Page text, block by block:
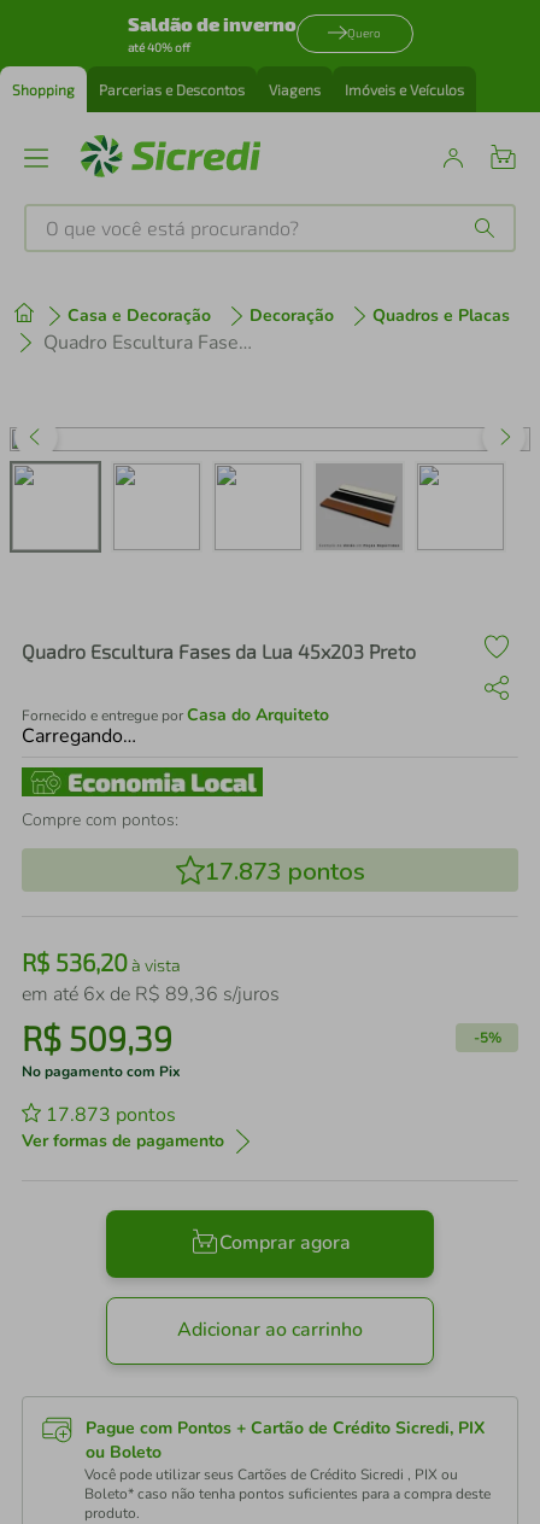
Saldão de inverno
até 40% off
Quero
Shopping Parcerias e Descontos Viagens Imóveis e Veículos
O que você está procurando?
Casa e Decoração Decoração Quadros e Placas
Quadro Escultura Fases da Lua 45x203 Preto
Quadro Escultura Fases da Lua 45x203 Preto
Fornecido e entregue porCasa do Arquiteto
Carregando…
Compre com pontos:
17.873 pontos
R$ 536,20à vista
em até 6x de R$ 89,36 s/juros
R$ 509,39 -5%
No pagamento com Pix
17.873 pontos
Ver formas de pagamento
Comprar agora
Adicionar ao carrinho
Pague com Pontos + Cartão de Crédito Sicredi, PIX
ou Boleto
Você pode utilizar seus Cartões de Crédito Sicredi , PIX ou
Boleto* caso não tenha pontos suficientes para a compra deste
produto.
1º tenis
perfume